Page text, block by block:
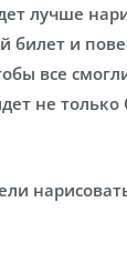
лучше
билет и
все
не